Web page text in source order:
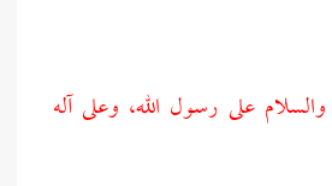
على رسول الله، وعلى آله